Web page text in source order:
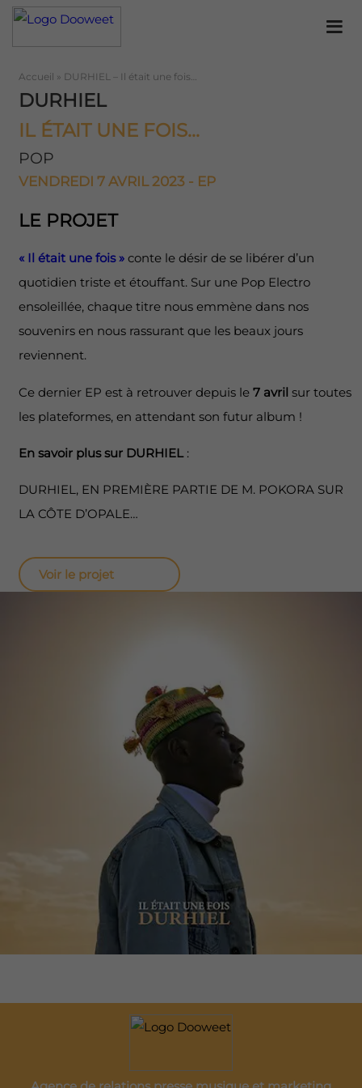
Accueil » DURHIEL – Il était une fois…
DURHIEL
IL ÉTAIT UNE FOIS...
POP
VENDREDI 7 AVRIL 2023 - EP
LE PROJET
« Il était une fois » conte le désir de se libérer d’un
quotidien triste et étouffant. Sur une Pop Electro
ensoleillée, chaque titre nous emmène dans nos
souvenirs en nous rassurant que les beaux jours
reviennent.
Ce dernier EP est à retrouver depuis le 7 avril sur toutes
les plateformes, en attendant son futur album !
En savoir plus sur DURHIEL :
DURHIEL, EN PREMIÈRE PARTIE DE M. POKORA SUR
LA CÔTE D’OPALE…
Voir le projet